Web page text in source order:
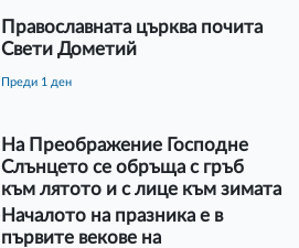
Православната църква почита
Свети Дометий
преди 1 ден
На Преображение Господне
Слънцето се обръща с гръб
към лятото и с лице към зимата
Началото на празника е в
първите векове на